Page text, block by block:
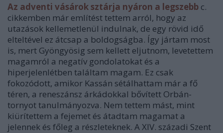
Az adventi vásárok sztárja nyáron a legszebb c.
cikkemben már említést tettem arról, hogy az
utazások kellemetlenül indulnak, de egy rövid idő
elteltével ez átcsap a boldogságba. Így jártam most
is, mert Gyöngyösig sem kellett eljutnom, levetettem
magamról a negatív gondolatokat és a
hiperjelenlétben találtam magam. Ez csak
fokozódott, amikor Kassán sétálhattam már a fő
téren, a reneszánsz árkádokkal bővített Orbán-
tornyot tanulmányozva. Nem tettem mást, mint
kiürítettem a fejemet és átadtam magamat a
jelennek és főleg a részleteknek. A XIV. századi Szent